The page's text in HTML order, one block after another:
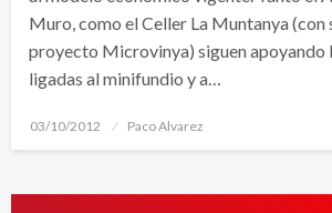
Muro, como el Celler La Muntanya (con
proyecto Microvinya) siguen apoyando
ligadas al minifundio y a…
Publicado
03/10/2012 Paco Alvarez